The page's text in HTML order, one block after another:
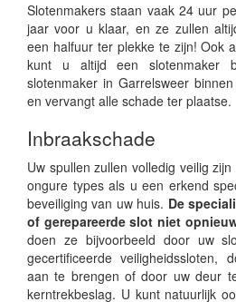
Slotenmakers staan vaak 24 uur
jaar voor u klaar, en ze zullen
een halfuur ter plekke te zijn! Ook
kunt u altijd een slotenmaker
slotenmaker in Garrelsweer
en vervangt alle schade ter plaatse.
Inbraakschade
Uw spullen zullen volledig veilig
ongure types als u een erkend
beveiliging van uw huis. De
of gerepareerde slot niet
doen ze bijvoorbeeld door uw
gecertificeerde veiligheidssloten,
aan te brengen of door uw deur
kerntrekbeslag. U kunt natuurlijk